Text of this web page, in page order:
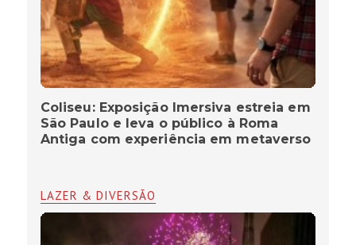
Coliseu: Exposição Imersiva estreia em
São Paulo e leva o público à Roma
Antiga com experiência em metaverso
LAZER & DIVERSÃO